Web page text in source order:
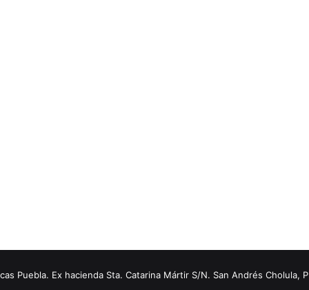
Puebla. Ex hacienda Sta. Catarina Mártir S/N. San Andrés Cholula,